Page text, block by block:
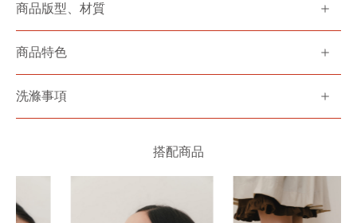
商品版型、材質
商品特色
洗滌事項
搭配商品